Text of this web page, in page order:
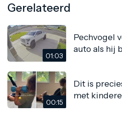
Gerelateerd
01:03
Pechvogel
auto als hij
00:15
Dit is
met